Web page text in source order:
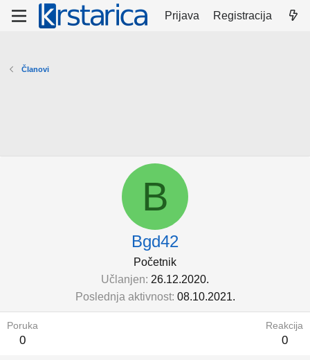
Prijava Registracija
Članovi
B
Bgd42
Početnik
Učlanjen 26.12.2020.
Poslednja aktivnost 08.10.2021.
Poruka
0
Reakcija
0